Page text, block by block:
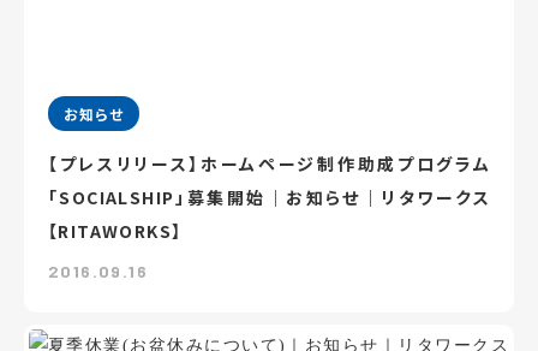
お知らせ
【プレスリリース】ホームページ制作助成プログラム
「SOCIALSHIP」募集開始｜お知らせ｜リタワークス
【RITAWORKS】
2016.09.16